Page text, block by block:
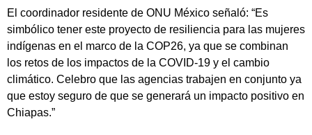
El coordinador residente de ONU México señaló: “Es
simbólico tener este proyecto de resiliencia para las mujeres
indígenas en el marco de la COP26, ya que se combinan
los retos de los impactos de la COVID-19 y el cambio
climático. Celebro que las agencias trabajen en conjunto ya
que estoy seguro de que se generará un impacto positivo en
Chiapas.”